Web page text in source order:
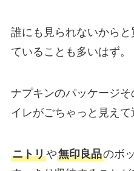
誰にも見られないから
ていることも多いはず。
ナプキンのパッケージ
イレがごちゃっと見えて
ニトリや無印良品のボ